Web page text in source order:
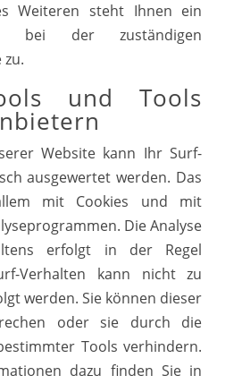
Weiteren steht Ihnen ein
bei der zuständigen
und Tools
Website kann Ihr Surf-
ausgewertet werden. Das
mit Cookies und mit
Die Analyse
erfolgt in der Regel
Verhalten kann nicht zu
werden. Sie können dieser
oder sie durch die
Tools verhindern.
dazu finden Sie in